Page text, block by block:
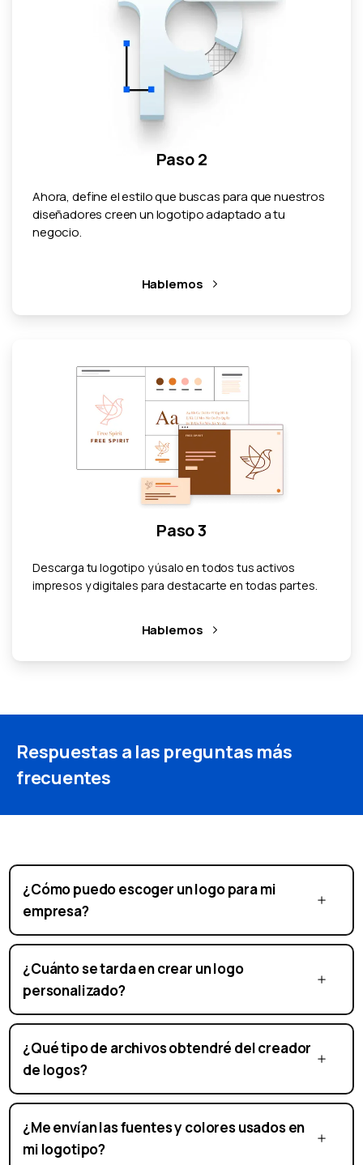
Paso 2
Ahora, define el estilo que buscas para que nuestros
diseñadores creen un logotipo adaptado a tu
negocio.
Hablemos
Paso 3
Descarga tu logotipo y úsalo en todos tus activos
impresos y digitales para destacarte en todas partes.
Hablemos
Respuestas a las preguntas más
frecuentes
¿Cómo puedo escoger un logo para mi
empresa?
¿Cuánto se tarda en crear un logo
personalizado?
¿Qué tipo de archivos obtendré del creador
de logos?
¿Me envían las fuentes y colores usados en
mi logotipo?